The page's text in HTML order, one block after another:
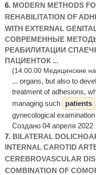
6. MODERN METHODS
REHABILITATION OF
WITH EXTERNAL
СОВРЕМЕННЫЕ
РЕАБИЛИТАЦИИ
ПАЦИЕНТОК ...
(14.00.00 Медицинские
... organs, but also to
treatment of adhesions,
managing such
patients
gynecological examination
Создано 04 апреля 2022
7. ВILATERAL
INTERNAL CAROTID
CEREBROVASCULAR
COMBINATION OF